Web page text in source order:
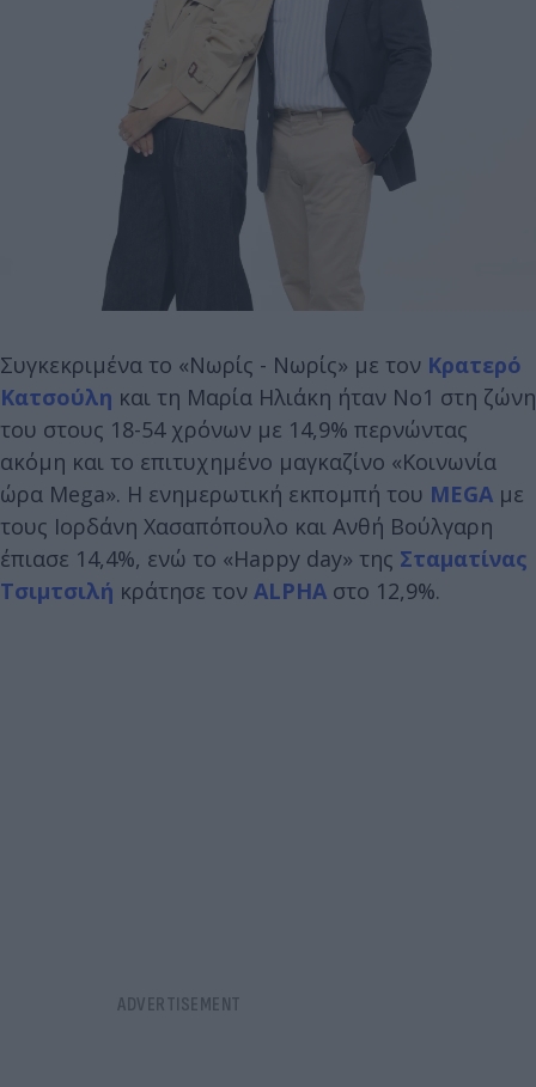
Συγκεκριμένα το «Νωρίς - Νωρίς» με τον Κρατερό
Κατσούλη και τη Μαρία Ηλιάκη ήταν Νο1 στη ζώνη
του στους 18-54 χρόνων με 14,9% περνώντας
ακόμη και το επιτυχημένο μαγκαζίνο «Κοινωνία
ώρα Mega». Η ενημερωτική εκπομπή του MEGA με
τους Ιορδάνη Χασαπόπουλο και Ανθή Βούλγαρη
έπιασε 14,4%, ενώ το «Happy day» της Σταματίνας
Τσιμτσιλή κράτησε τον ALPHA στο 12,9%.